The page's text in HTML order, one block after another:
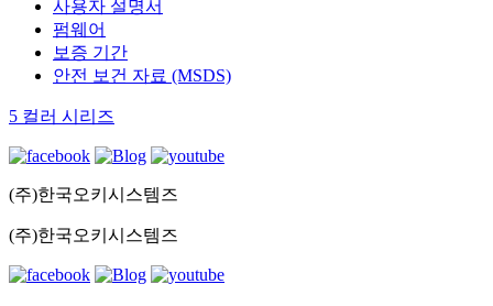
사용자 설명서
펌웨어
보증 기간
안전 보건 자료 (MSDS)
5 컬러 시리즈
(주)한국오키시스템즈
(주)한국오키시스템즈